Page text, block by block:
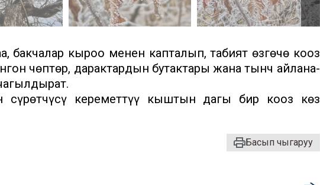
бакчалар кыроо менен капталып, табият өзгөчө кооз
чөптөр, дарактардын бутактары жана тынч айлана-
сүрөтчүсү кереметтүү кыштын дагы бир кооз көз
Басып чыгаруу